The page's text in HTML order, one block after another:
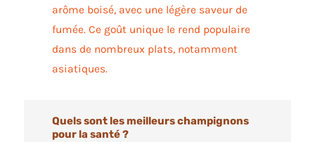
arôme boisé, avec une légère saveur de
fumée. Ce goût unique le rend populaire
dans de nombreux plats, notamment
asiatiques.
Quels sont les meilleurs champignons
pour la santé ?